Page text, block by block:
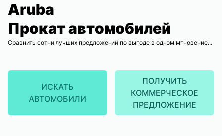
Aruba
Прокат автомобилей
Сравнить сотни лучших предложений по выгоде в одном мгновение...
ИСКАТЬ
АВТОМОБИЛИ
ПОЛУЧИТЬ
КОММЕРЧЕСКОЕ
ПРЕДЛОЖЕНИЕ